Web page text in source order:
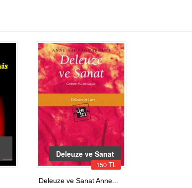
Deleuze ve Sanat
150 TL
Deleuze ve Sanat Anne...